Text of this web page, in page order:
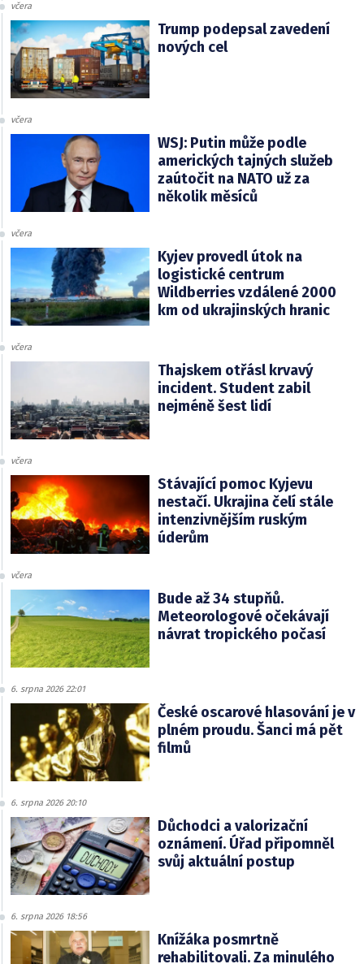
včera
Trump podepsal zavedení
nových cel
včera
WSJ: Putin může podle
amerických tajných služeb
zaútočit na NATO už za
několik měsíců
včera
Kyjev provedl útok na
logistické centrum
Wildberries vzdálené 2000
km od ukrajinských hranic
včera
Thajskem otřásl krvavý
incident. Student zabil
nejméně šest lidí
včera
Stávající pomoc Kyjevu
nestačí. Ukrajina čelí stále
intenzivnějším ruským
úderům
včera
Bude až 34 stupňů.
Meteorologové očekávají
návrat tropického počasí
6. srpna 2026 22:01
České oscarové hlasování je v
plném proudu. Šanci má pět
filmů
6. srpna 2026 20:10
Důchodci a valorizační
oznámení. Úřad připomněl
svůj aktuální postup
6. srpna 2026 18:56
Knížáka posmrtně
rehabilitovali. Za minulého